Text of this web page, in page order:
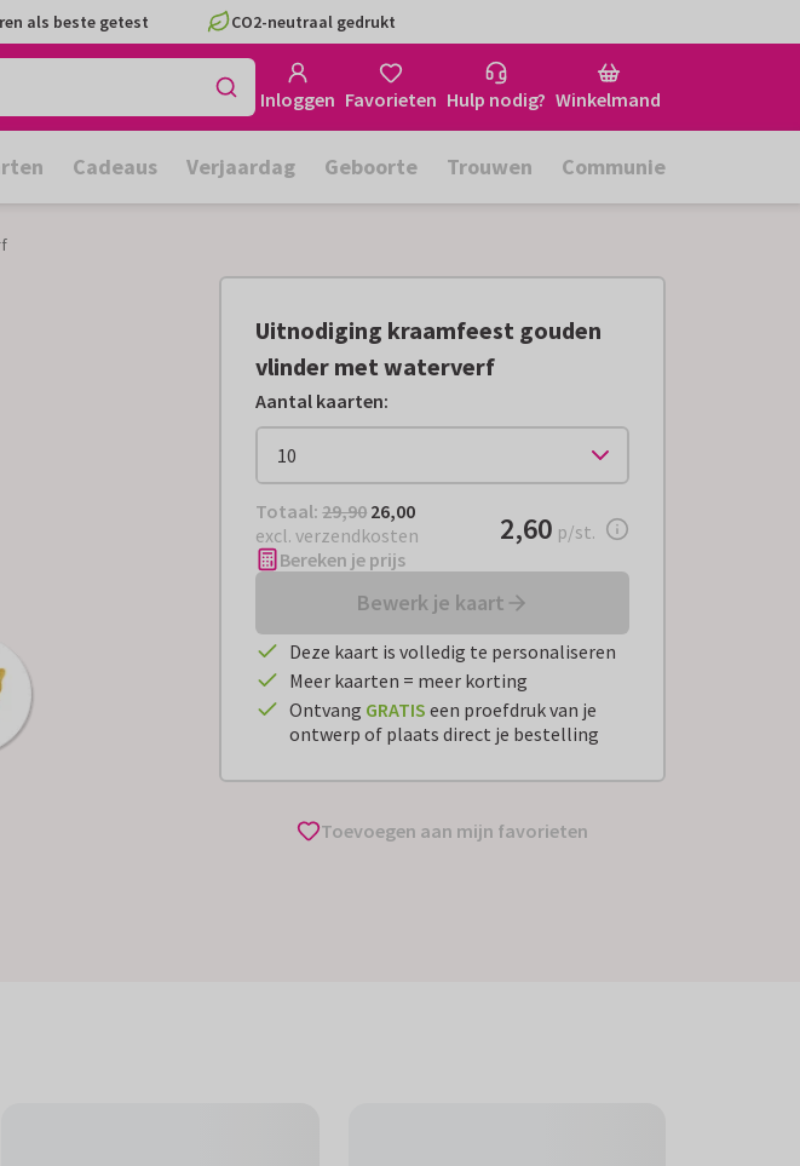
als beste getest CO2-neutraal gedrukt
Inloggen Favorieten Hulp nodig? Winkelmand
Cadeaus Verjaardag Geboorte Trouwen Communie
Uitnodiging kraamfeest gouden
vlinder met waterverf
Aantal kaarten:
Totaal: € 26,00
Totaal: 29,90 26,00
excl. verzendkosten
€ 2,60per stuk
2,60 p/st.
Bereken je prijs
Bewerk je kaart
Deze kaart is volledig te personaliseren
Meer kaarten = meer korting
Ontvang GRATIS een proefdruk van je
ontwerp of plaats direct je bestelling
Toevoegen aan mijn favorieten